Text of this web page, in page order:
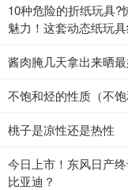
10种危险的折纸玩具?
魅力！这套动态纸玩
酱肉腌几天拿出来晒
不饱和烃的性质（不饱
桃子是凉性还是热性
今日上市！东风日产
比亚迪？